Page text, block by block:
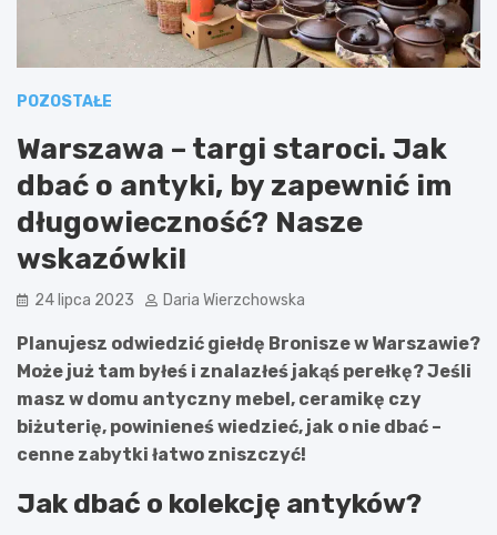
POZOSTAŁE
Warszawa – targi staroci. Jak
dbać o antyki, by zapewnić im
długowieczność? Nasze
wskazówki!
24 lipca 2023 Daria Wierzchowska
Planujesz odwiedzić giełdę Bronisze w Warszawie?
Może już tam byłeś i znalazłeś jakąś perełkę? Jeśli
masz w domu antyczny mebel, ceramikę czy
biżuterię, powinieneś wiedzieć, jak o nie dbać –
cenne zabytki łatwo zniszczyć!
Jak dbać o kolekcję antyków?